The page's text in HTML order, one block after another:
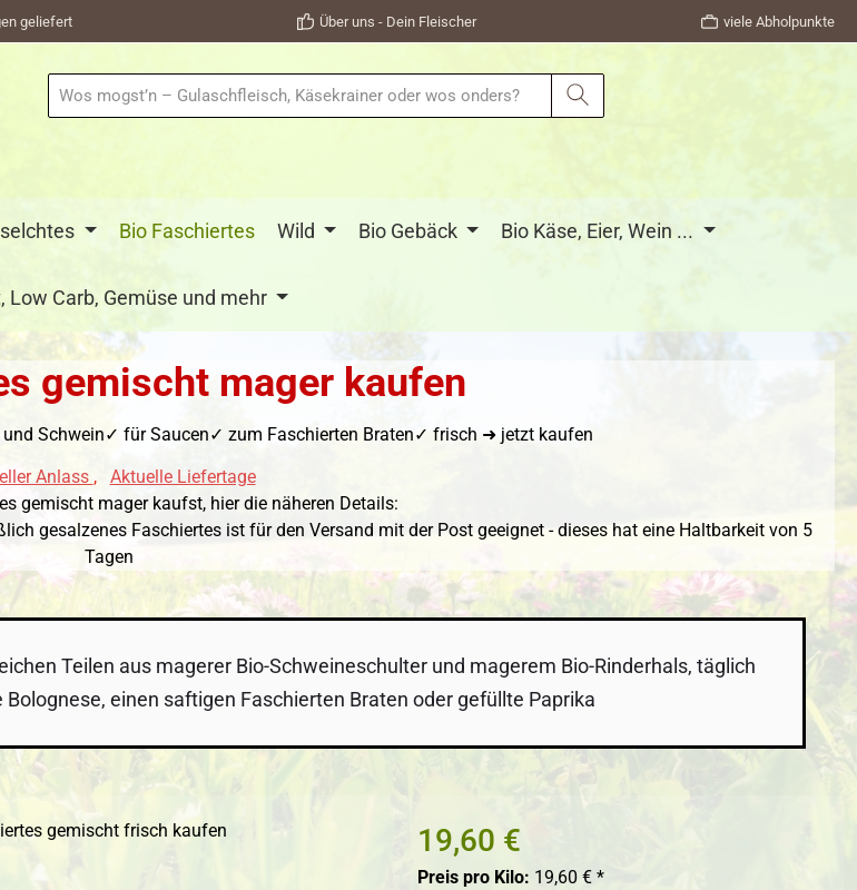
geliefert Über uns - Dein Fleischer viele Abholpunkte
Bio Faschiertes Wild Bio Gebäck Bio Käse, Eier, Wein ...
Low Carb, Gemüse und mehr
gemischt mager kaufen
Schwein✓ für Saucen✓ zum Faschierten Braten✓ frisch ➜ jetzt kaufen
Anlass ,
Aktuelle Liefertage
gemischt mager kaufst, hier die näheren Details:
gesalzenes Faschiertes ist für den Versand mit der Post geeignet - dieses hat eine Haltbarkeit von 5
Tagen
Teilen aus magerer Bio-Schweineschulter und magerem Bio-Rinderhals, täglich
einen saftigen Faschierten Braten oder gefüllte Paprika
19,60 €
Preis pro Kilo: 19,60 € *